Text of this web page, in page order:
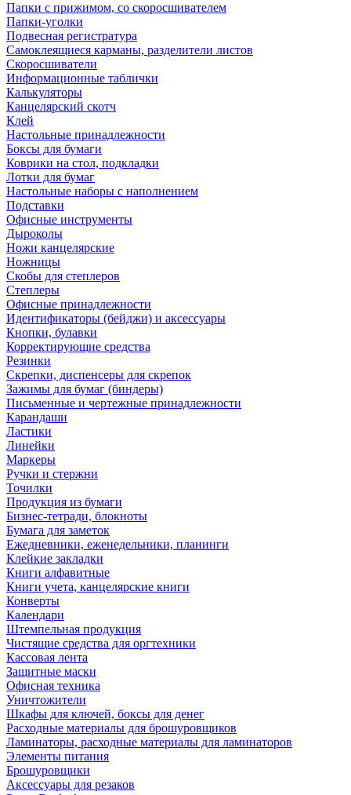
Папки с прижимом, со скоросшивателем
Папки-уголки
Подвесная регистратура
Самоклеящиеся карманы, разделители листов
Скоросшиватели
Информационные таблички
Калькуляторы
Канцелярский скотч
Клей
Настольные принадлежности
Боксы для бумаги
Коврики на стол, подкладки
Лотки для бумаг
Настольные наборы с наполнением
Подставки
Офисные инструменты
Дыроколы
Ножи канцелярские
Ножницы
Скобы для степлеров
Степлеры
Офисные принадлежности
Идентификаторы (бейджи) и аксессуары
Кнопки, булавки
Корректирующие средства
Резинки
Скрепки, диспенсеры для скрепок
Зажимы для бумаг (биндеры)
Письменные и чертежные принадлежности
Карандаши
Ластики
Линейки
Маркеры
Ручки и стержни
Точилки
Продукция из бумаги
Бизнес-тетради, блокноты
Бумага для заметок
Ежедневники, еженедельники, планинги
Клейкие закладки
Книги алфавитные
Книги учета, канцелярские книги
Конверты
Календари
Штемпельная продукция
Чистящие средства для оргтехники
Кассовая лента
Защитные маски
Офисная техника
Уничтожители
Шкафы для ключей, боксы для денег
Расходные материалы для брошуровщиков
Ламинаторы, расходные материалы для ламинаторов
Элементы питания
Брошуровщики
Аксессуары для резаков